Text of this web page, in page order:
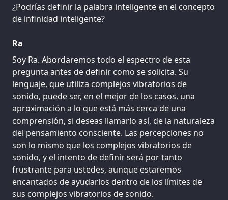
¿Podrías definir la palabra inteligente en el concepto
de infinidad inteligente?
Ra
Soy Ra. Abordaremos todo el espectro de esta
pregunta antes de definir como se solicita. Su
lenguaje, que utiliza complejos vibratorios de
sonido, puede ser, en el mejor de los casos, una
aproximación a lo que está más cerca de una
comprensión, si deseas llamarlo así, de la naturaleza
del pensamiento consciente. Las percepciones no
son lo mismo que los complejos vibratorios de
sonido, y el intento de definir será por tanto
frustrante para ustedes, aunque estaremos
encantados de ayudarlos dentro de los límites de
sus complejos vibratorios de sonido.